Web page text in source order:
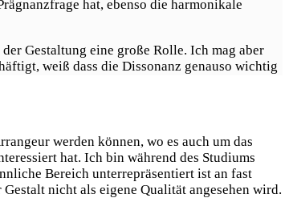
hat, ebenso die harmonikale
Gestaltung eine große Rolle. Ich mag aber
weiß dass die Dissonanz genauso wichtig
werden können, wo es auch um das
hat. Ich bin während des Studiums
Bereich unterrepräsentiert ist an fast
nicht als eigene Qualität angesehen wird.